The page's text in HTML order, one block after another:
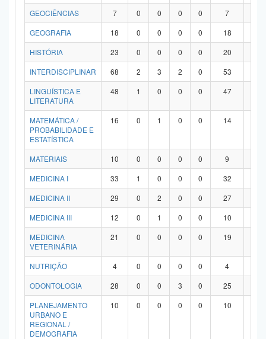
GEOCIÊNCIAS
7 0 0 0 0 7
GEOGRAFIA
18 0 0 0 0 18
HISTÓRIA
23 0 0 0 0 20
INTERDISCIPLINAR
68 2 3 2 0 53
LINGUÍSTICA E
LITERATURA
48 1 0 0 0 47
MATEMÁTICA /
PROBABILIDADE E
ESTATÍSTICA
16 0 1 0 0 14
MATERIAIS 10 0 0 0 0 9
MEDICINA I
33 1 0 0 0 32
MEDICINA II
29 0 2 0 0 27
MEDICINA III
12 0 1 0 0 10
MEDICINA
VETERINÁRIA
21 0 0 0 0 19
NUTRIÇÃO 4 0 0 0 0 4
ODONTOLOGIA
28 0 0 3 0 25
PLANEJAMENTO
URBANO E
REGIONAL /
DEMOGRAFIA
10 0 0 0 0 10